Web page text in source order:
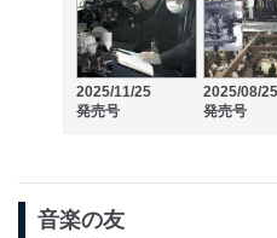
2025/11/25
発売号
2025/08/25
発売号
音楽の友